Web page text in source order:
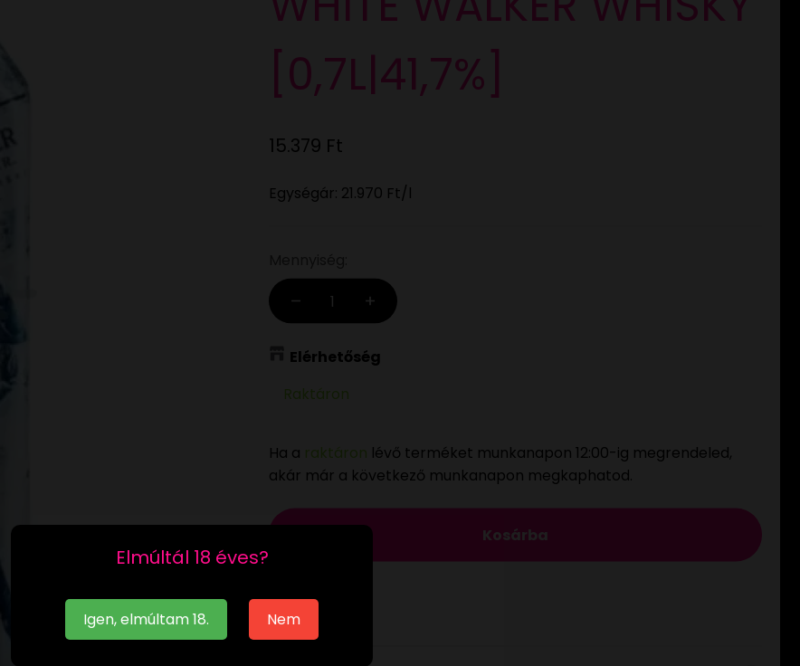
Elmúltál 18 éves?
Igen, elmúltam 18. Nem
[0,7L|41,7%]
Eladási ár
15.379 Ft
Egységár: 21.970 Ft/l
Elérhetőség
Raktáron
Ha a raktáron lévő terméket munkanapon 12:00-ig megrendeled,
akár már a következő munkanapon megkaphatod.
Kosárba